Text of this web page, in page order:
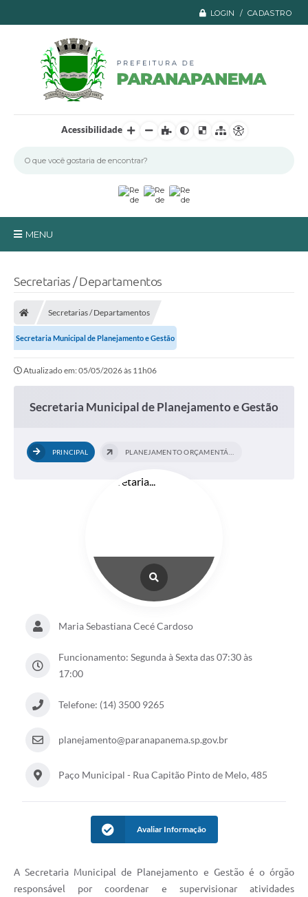
LOGIN / CADASTRO
Acessibilidade
MENU
Transparência
Fale Conosco
Legislação
Editais
Secretarias
Secretarias / Departamentos
Secretarias / Departamentos
Secretaria Municipal de Planejamento e Gestão
Atualizado em: 05/05/2026 às 11h06
Secretaria Municipal de Planejamento e Gestão
PRINCIPAL
Maria Sebastiana Cecé Cardoso
Funcionamento: Segunda à Sexta das 07:30 às
17:00
Telefone: (14) 3500 9265
planejamento@paranapanema.sp.gov.br
Paço Municipal - Rua Capitão Pinto de Melo, 485
Avaliar Informação
A Secretaria Municipal de Planejamento e Gestão é o órgão
responsável por coordenar e supervisionar atividades